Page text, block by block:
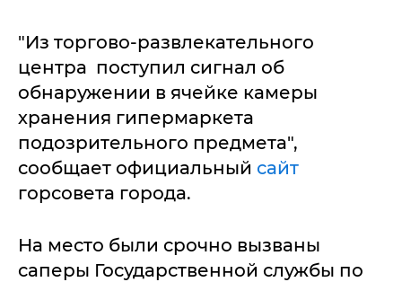
"Из торгово-развлекательного
центра поступил сигнал об
обнаружении в ячейке камеры
хранения гипермаркета
подозрительного предмета",
сообщает официальный сайт
горсовета города.
На место были срочно вызваны
саперы Государственной службы по